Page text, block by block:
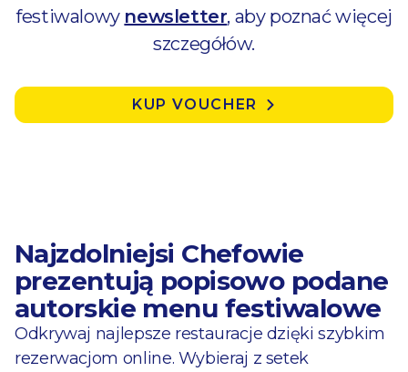
festiwalowy newsletter, aby poznać więcej
szczegółów.
KUP VOUCHER
Najzdolniejsi Chefowie
prezentują popisowo podane
autorskie menu festiwalowe
Odkrywaj najlepsze restauracje dzięki szybkim
rezerwacjom online. Wybieraj z setek